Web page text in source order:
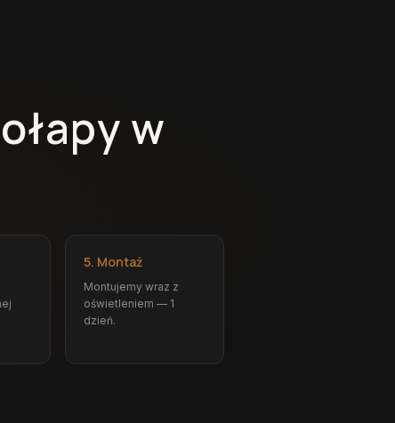
w
5. Montaż
Montujemy wraz z
oświetleniem — 1
dzień.